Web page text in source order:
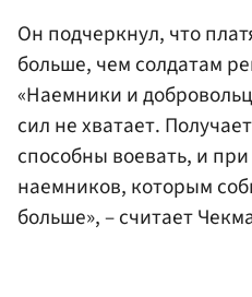
Он подчеркнул, что
больше, чем солдатам
«Наемники и
сил не хватает.
способны воевать, и
наемников, которым
больше», – считает